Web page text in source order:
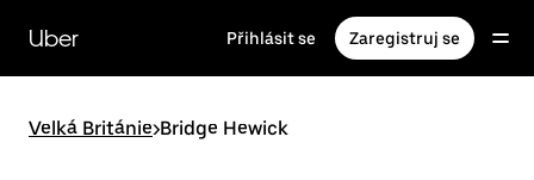
hlavní
obsah
Uber Přihlásit se Zaregistruj se
Velká Británie>Bridge Hewick